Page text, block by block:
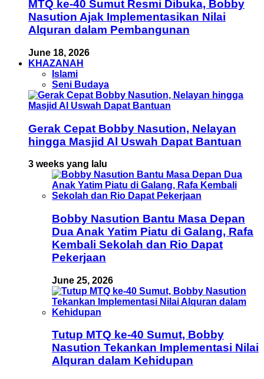
MTQ ke-40 Sumut Resmi Dibuka, Bobby
Nasution Ajak Implementasikan Nilai
Alquran dalam Pembangunan
June 18, 2026
KHAZANAH
Islami
Seni Budaya
Gerak Cepat Bobby Nasution, Nelayan
hingga Masjid Al Uswah Dapat Bantuan
3 weeks yang lalu
Bobby Nasution Bantu Masa Depan
Dua Anak Yatim Piatu di Galang, Rafa
Kembali Sekolah dan Rio Dapat
Pekerjaan
June 25, 2026
Tutup MTQ ke-40 Sumut, Bobby
Nasution Tekankan Implementasi Nilai
Alquran dalam Kehidupan